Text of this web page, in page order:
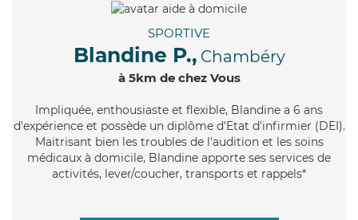
SPORTIVE
Blandine P., Chambéry
à 5km de chez Vous
Impliquée, enthousiaste et flexible, Blandine a 6 ans
d'expérience et possède un diplôme d'Etat d'infirmier (DEI).
Maitrisant bien les troubles de l'audition et les soins
médicaux à domicile, Blandine apporte ses services de
activités, lever/coucher, transports et rappels*